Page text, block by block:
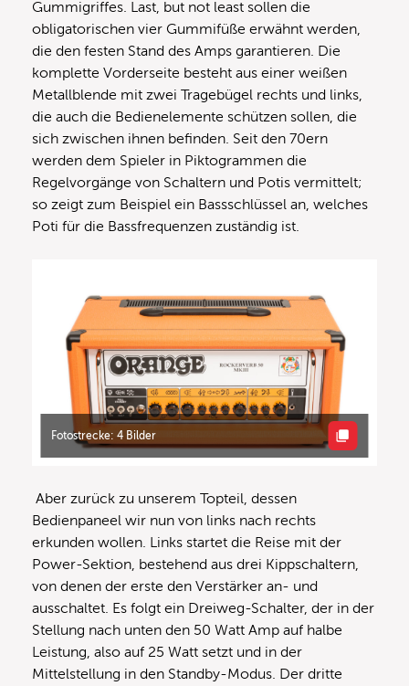
Gummigriffes. Last, but not least sollen die
obligatorischen vier Gummifüße erwähnt werden,
die den festen Stand des Amps garantieren. Die
komplette Vorderseite besteht aus einer weißen
Metallblende mit zwei Tragebügel rechts und links,
die auch die Bedienelemente schützen sollen, die
sich zwischen ihnen befinden. Seit den 70ern
werden dem Spieler in Piktogrammen die
Regelvorgänge von Schaltern und Potis vermittelt;
so zeigt zum Beispiel ein Bassschlüssel an, welches
Poti für die Bassfrequenzen zuständig ist.
Fotostrecke: 4 Bilder
Aber zurück zu unserem Topteil, dessen
Bedienpaneel wir nun von links nach rechts
erkunden wollen. Links startet die Reise mit der
Power-Sektion, bestehend aus drei Kippschaltern,
von denen der erste den Verstärker an- und
ausschaltet. Es folgt ein Dreiweg-Schalter, der in der
Stellung nach unten den 50 Watt Amp auf halbe
Leistung, also auf 25 Watt setzt und in der
Mittelstellung in den Standby-Modus. Der dritte